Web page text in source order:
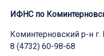
ИФНС по
Коминтерновский р-н
8 (4732) 60-98-68